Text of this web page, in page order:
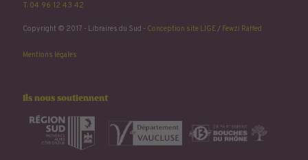
T. 04 96 12 43 42
Copyright © 2017 - Libraires du Sud - Conception site LIGE/ Fewzi Raffed
Mentions légales
Ils nous soutiennent